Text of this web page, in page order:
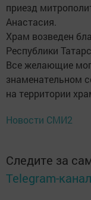
приезд
Анастасия.
Храм возведен
Республики
Все желающие
знаменательном
на территории
Новости СМИ2
Следите за
Telegram-